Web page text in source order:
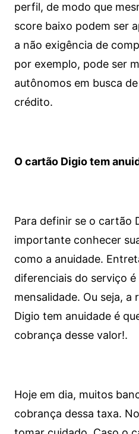
perfil, de modo que
score baixo podem ser
a não exigência de
por exemplo, pode ser
autônomos em busca
crédito.
O cartão Digio tem
Para definir se o cartão
importante conhecer
como a anuidade.
diferenciais do serviço é
mensalidade. Ou seja,
Digio tem anuidade é
cobrança desse valor!.
Hoje em dia, muitos
cobrança dessa taxa.